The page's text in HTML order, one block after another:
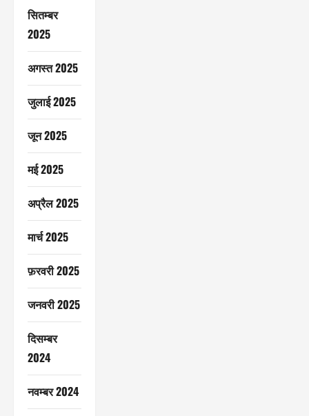
सितम्बर
2025
अगस्त 2025
जुलाई 2025
जून 2025
मई 2025
अप्रैल 2025
मार्च 2025
फ़रवरी 2025
जनवरी 2025
दिसम्बर
2024
नवम्बर 2024